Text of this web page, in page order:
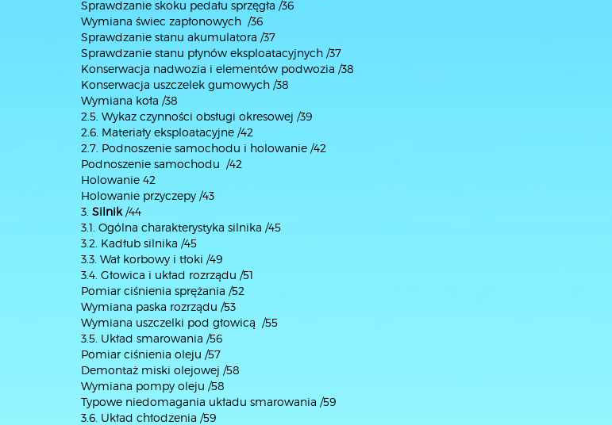
Sprawdzanie skoku pedału sprzęgła /36
Wymiana świec zapłonowych /36
Sprawdzanie stanu akumulatora /37
Sprawdzanie stanu płynów eksploatacyjnych /37
Konserwacja nadwozia i elementów podwozia /38
Konserwacja uszczelek gumowych /38
Wymiana koła /38
2.5. Wykaz czynności obsługi okresowej /39
2.6. Materiały eksploatacyjne /42
2.7. Podnoszenie samochodu i holowanie /42
Podnoszenie samochodu /42
Holowanie 42
Holowanie przyczepy /43
3. Silnik/44
3.1. Ogólna charakterystyka silnika /45
3.2. Kadłub silnika /45
3.3. Wał korbowy i tłoki /49
3.4. Głowica i układ rozrządu /51
Pomiar ciśnienia sprężania /52
Wymiana paska rozrządu /53
Wymiana uszczelki pod głowicą /55
3.5. Układ smarowania /56
Pomiar ciśnienia oleju /57
Demontaż miski olejowej /58
Wymiana pompy oleju /58
Typowe niedomagania układu smarowania /59
3.6. Układ chłodzenia /59